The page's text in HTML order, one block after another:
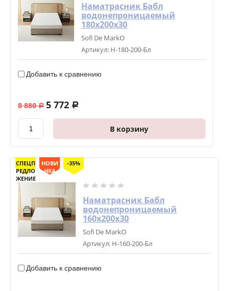
Наматрасник Бабл
водонепроницаемый
180х200х30
Sofi De MarkO
Артикул:Н-180-200-Бл
Добавить к сравнению
8 880 a 5 772 a
В корзину
СПЕЦП
РЕДЛО
ЖЕНИЕ
НОВИ
НКА
-35%
Наматрасник Бабл
водонепроницаемый
160х200х30
Sofi De MarkO
Артикул: Н-160-200-Бл
Добавить к сравнению